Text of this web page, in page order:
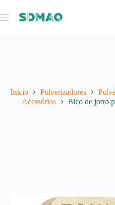
para
o
Início Pulverizadores
Acessórios
Bico de jorro